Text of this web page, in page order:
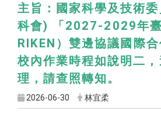
主旨：​國家科學及技術
科會) 「2027-2029年
RIKEN）雙邊協議國際合
校內作業時程如說明二
理，請查照轉知。
2026-06-30 林宜柔